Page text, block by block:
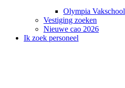
Olympia Vakschool
Vestiging zoeken
Nieuwe cao 2026
Ik zoek personeel